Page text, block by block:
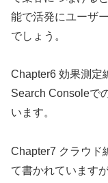
能で活発にユーザ
でしょう。
Chapter6 効果測定
Search Consoleで
います。
Chapter7 クラウド
て書かれています